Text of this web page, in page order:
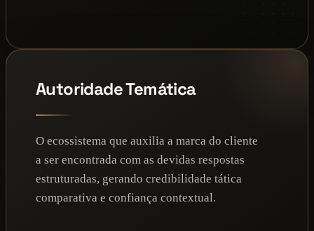
Autoridade Temática
O ecossistema que auxilia a marca do cliente
a ser encontrada com as devidas respostas
estruturadas, gerando credibilidade tática
comparativa e confiança contextual.